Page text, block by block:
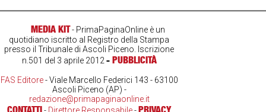
MEDIA KIT- PrimaPaginaOnline è un
quotidiano iscritto al Registro della Stampa
presso il Tribunale di Ascoli Piceno. Iscrizione
n.501 del 3 aprile 2012 - PUBBLICITÀ
FAS Editore- Viale Marcello Federici 143 - 63100
Ascoli Piceno (AP) -
redazione@primapaginaonline.it
CONTATTI PRIVACY